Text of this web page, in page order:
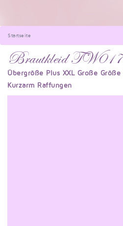
Startseite
Brautkleid
Übergröße Plus XXL Große
Kurzarm Raffungen